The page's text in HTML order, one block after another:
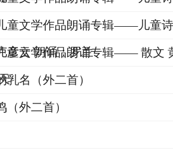
童文学作品朗诵专辑——儿童
彦云 朗诵：罗兰
童文学作品朗诵专辑—— 散文
乳名（外二首）
（外二首）